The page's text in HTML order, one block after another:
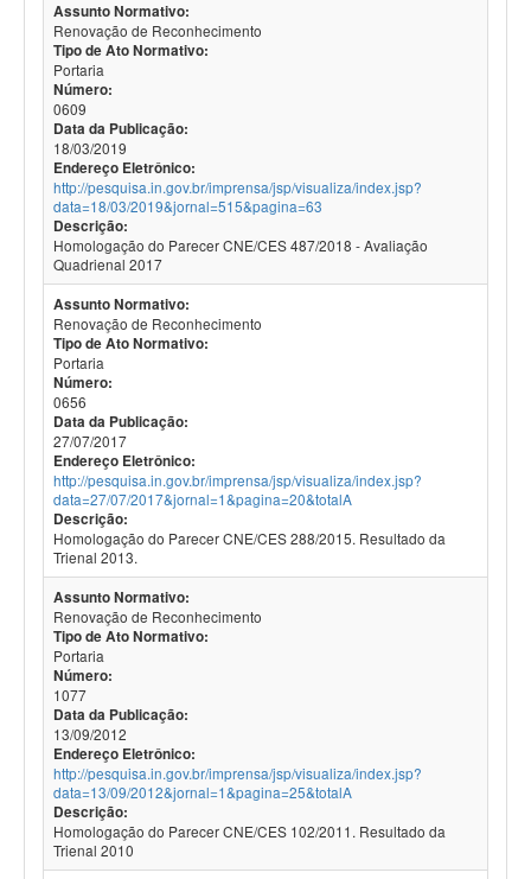
Assunto Normativo:
Renovação de Reconhecimento
Tipo de Ato Normativo:
Portaria
Número:
0609
Data da Publicação:
18/03/2019
Endereço Eletrônico:
http://pesquisa.in.gov.br/imprensa/jsp/visualiza/index.jsp?
data=18/03/2019&jornal=515&pagina=63
Descrição:
Homologação do Parecer CNE/CES 487/2018 - Avaliação
Quadrienal 2017
Assunto Normativo:
Renovação de Reconhecimento
Tipo de Ato Normativo:
Portaria
Número:
0656
Data da Publicação:
27/07/2017
Endereço Eletrônico:
http://pesquisa.in.gov.br/imprensa/jsp/visualiza/index.jsp?
data=27/07/2017&jornal=1&pagina=20&totalA
Descrição:
Homologação do Parecer CNE/CES 288/2015. Resultado da
Trienal 2013.
Assunto Normativo:
Renovação de Reconhecimento
Tipo de Ato Normativo:
Portaria
Número:
1077
Data da Publicação:
13/09/2012
Endereço Eletrônico:
http://pesquisa.in.gov.br/imprensa/jsp/visualiza/index.jsp?
data=13/09/2012&jornal=1&pagina=25&totalA
Descrição:
Homologação do Parecer CNE/CES 102/2011. Resultado da
Trienal 2010